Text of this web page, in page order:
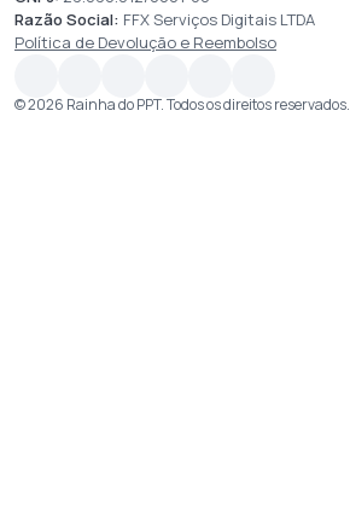
Razão Social: FFX Serviços Digitais LTDA
Política de Devolução e Reembolso
© 2026 Rainha do PPT. Todos os direitos reservados.